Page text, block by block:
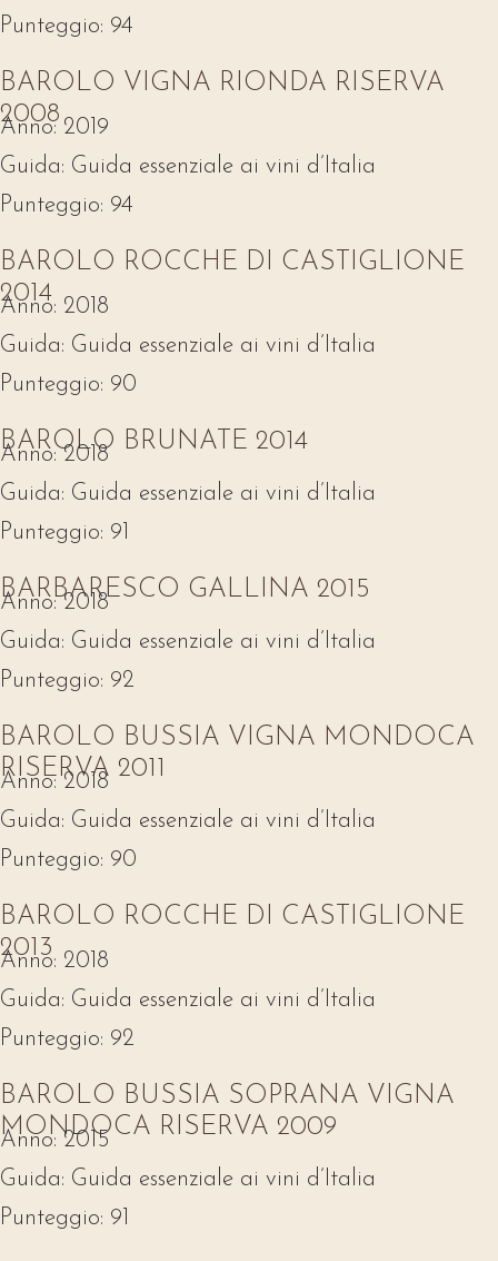
Punteggio: 94
BAROLO VIGNA RIONDA RISERVA
2008
Anno: 2019
Guida: Guida essenziale ai vini d’Italia
Punteggio: 94
BAROLO ROCCHE DI CASTIGLIONE
2014
Anno: 2018
Guida: Guida essenziale ai vini d’Italia
Punteggio: 90
BAROLO BRUNATE 2014
Anno: 2018
Guida: Guida essenziale ai vini d’Italia
Punteggio: 91
BARBARESCO GALLINA 2015
Anno: 2018
Guida: Guida essenziale ai vini d’Italia
Punteggio: 92
BAROLO BUSSIA VIGNA MONDOCA
RISERVA 2011
Anno: 2018
Guida: Guida essenziale ai vini d’Italia
Punteggio: 90
BAROLO ROCCHE DI CASTIGLIONE
2013
Anno: 2018
Guida: Guida essenziale ai vini d’Italia
Punteggio: 92
BAROLO BUSSIA SOPRANA VIGNA
MONDOCA RISERVA 2009
Anno: 2015
Guida: Guida essenziale ai vini d’Italia
Punteggio: 91